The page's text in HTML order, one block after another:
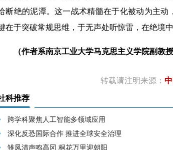
断绝的泥潭。这一战术精髓在于化被动为主
在于突破常规思维，于无声处听惊雷，在绝境中
（作者系南京工业大学马克思主义学院副教授
转载请注明来源：
科推荐
跨学科聚焦人工智能多领域应用
深化反恐国际合作 推进全球安全治理
雏凤清声鸣高冈 桐花万里迎朝阳